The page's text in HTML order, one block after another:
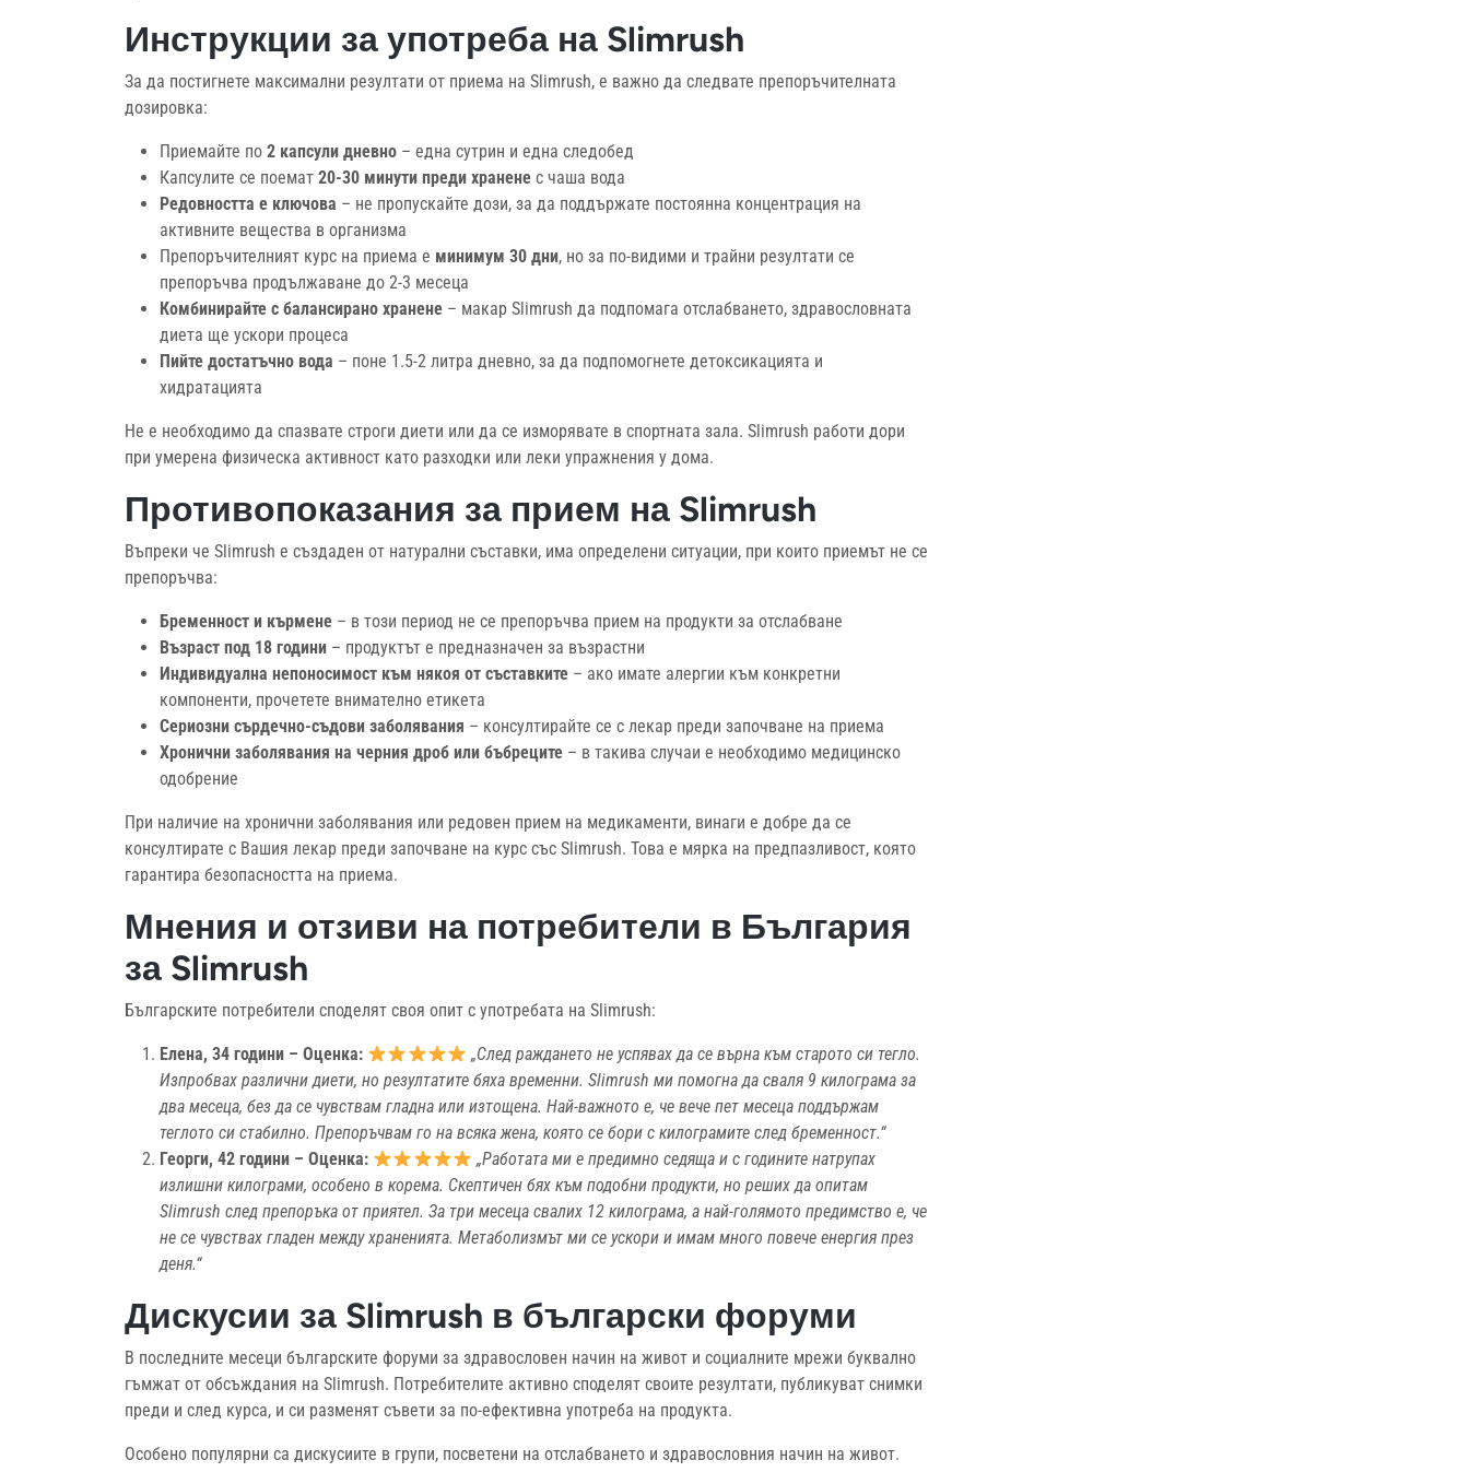
Инструкции за употреба на Slimrush
За да постигнете максимални резултати от приема на Slimrush, е важно да следвате препоръчителната
дозировка:
Приемайте по 2 капсули дневно – една сутрин и една следобед
Капсулите се поемат 20-30 минути преди хранене с чаша вода
Редовността е ключова – не пропускайте дози, за да поддържате постоянна концентрация на
активните вещества в организма
Препоръчителният курс на приема е минимум 30 дни, но за по-видими и трайни резултати се
препоръчва продължаване до 2-3 месеца
Комбинирайте с балансирано хранене – макар Slimrush да подпомага отслабването, здравословната
диета ще ускори процеса
Пийте достатъчно вода – поне 1.5-2 литра дневно, за да подпомогнете детоксикацията и
хидратацията
Не е необходимо да спазвате строги диети или да се изморявате в спортната зала. Slimrush работи дори
при умерена физическа активност като разходки или леки упражнения у дома.
Противопоказания за прием на Slimrush
Въпреки че Slimrush е създаден от натурални съставки, има определени ситуации, при които приемът не се
препоръчва:
Бременност и кърмене – в този период не се препоръчва прием на продукти за отслабване
Възраст под 18 години – продуктът е предназначен за възрастни
Индивидуална непоносимост към някоя от съставките – ако имате алергии към конкретни
компоненти, прочетете внимателно етикета
Сериозни сърдечно-съдови заболявания – консултирайте се с лекар преди започване на приема
Хронични заболявания на черния дроб или бъбреците – в такива случаи е необходимо медицинско
одобрение
При наличие на хронични заболявания или редовен прием на медикаменти, винаги е добре да се
консултирате с Вашия лекар преди започване на курс със Slimrush. Това е мярка на предпазливост, която
гарантира безопасността на приема.
Мнения и отзиви на потребители в България
за Slimrush
Българските потребители споделят своя опит с употребата на Slimrush:
Елена, 34 години – Оценка:
„След раждането не успявах да се върна към старото си тегло.
Изпробвах различни диети, но резултатите бяха временни. Slimrush ми помогна да сваля 9 килограма за
два месеца, без да се чувствам гладна или изтощена. Най-важното е, че вече пет месеца поддържам
теглото си стабилно. Препоръчвам го на всяка жена, която се бори с килограмите след бременност.“
Георги, 42 години – Оценка:
„Работата ми е предимно седяща и с годините натрупах
излишни килограми, особено в корема. Скептичен бях към подобни продукти, но реших да опитам
Slimrush след препоръка от приятел. За три месеца свалих 12 килограма, а най-голямото предимство е, че
не се чувствах гладен между храненията. Метаболизмът ми се ускори и имам много повече енергия през
деня.“
Дискусии за Slimrush в български форуми
В последните месеци българските форуми за здравословен начин на живот и социалните мрежи буквално
гъмжат от обсъждания на Slimrush. Потребителите активно споделят своите резултати, публикуват снимки
преди и след курса, и си разменят съвети за по-ефективна употреба на продукта.
Особено популярни са дискусиите в групи, посветени на отслабването и здравословния начин на живот.